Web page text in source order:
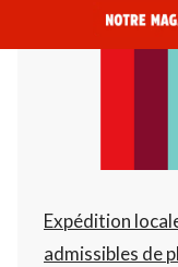
Expédition
admissibles de